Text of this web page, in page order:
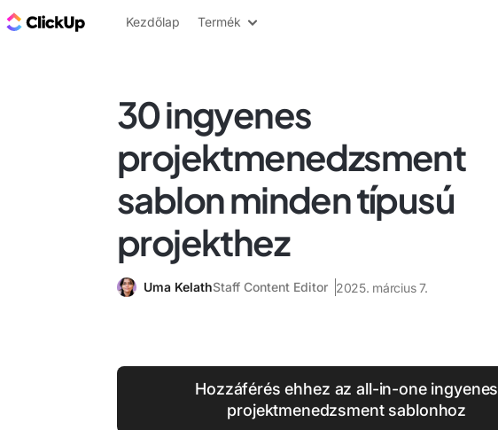
ClickUp blog
Kezdőlap Termék
30 ingyenes
projektmenedzsment
sablon minden típusú
projekthez
Uma KelathStaff Content Editor 2025. március 7.
Hozzáférés ehhez az all-in-one ingyenes
projektmenedzsment sablonhoz